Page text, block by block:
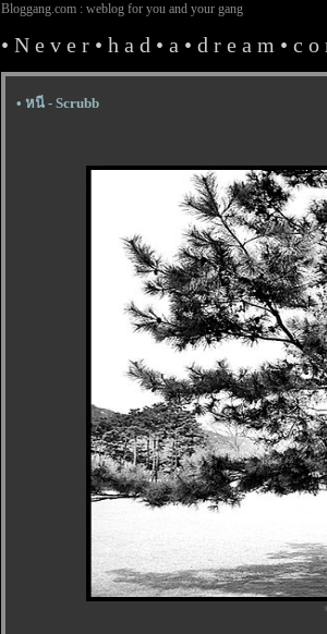
Bloggang.com : weblog for you and your gang
• N e v e r • h a d • a • d r e a m • c
• หนี - Scrubb